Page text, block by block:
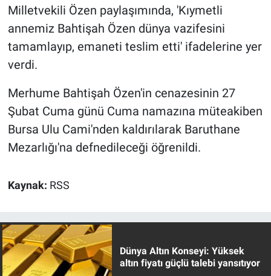
Milletvekili Özen paylaşımında, 'Kıymetli
annemiz Bahtişah Özen dünya vazifesini
tamamlayıp, emaneti teslim etti' ifadelerine yer
verdi.
Merhume Bahtişah Özen'in cenazesinin 27
Şubat Cuma günü Cuma namazına müteakiben
Bursa Ulu Cami'nden kaldırılarak Baruthane
Mezarlığı'na defnedileceği öğrenildi.
Kaynak: RSS
Dünya Altın Konseyi: Yüksek
altın fiyatı güçlü talebi yansıtıyor